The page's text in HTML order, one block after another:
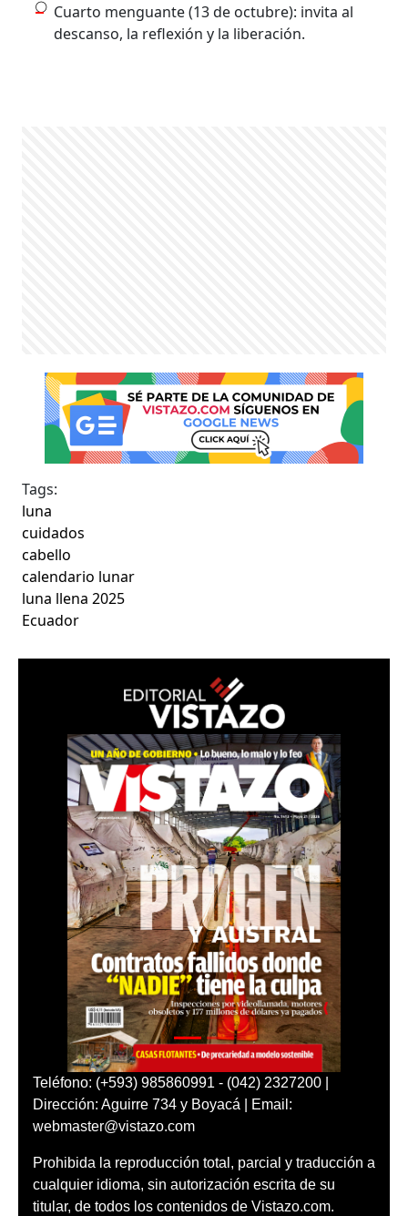
Cuarto menguante (13 de octubre): invita al
descanso, la reflexión y la liberación.
Tags:
luna
cuidados
cabello
calendario lunar
luna llena 2025
Ecuador
Teléfono: (+593) 985860991 - (042) 2327200 |
Dirección: Aguirre 734 y Boyacá | Email:
webmaster@vistazo.com
Prohibida la reproducción total, parcial y traducción a
cualquier idioma, sin autorización escrita de su
titular, de todos los contenidos de Vistazo.com.